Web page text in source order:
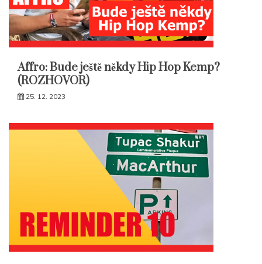
Affro: Bude ještě někdy Hip Hop Kemp?
(ROZHOVOR)
25. 12. 2023